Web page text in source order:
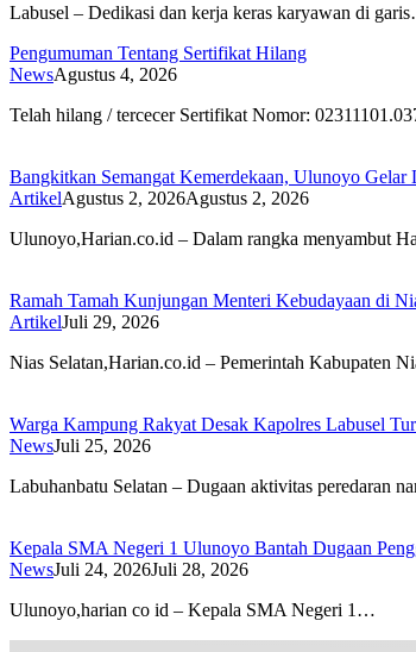
Labusel – Dedikasi dan kerja keras karyawan di
Pengumuman Tentang Sertifikat Hilang
NewsAgustus 4, 2026
Telah hilang / tercecer Sertifikat Nomor:
Bangkitkan Semangat Kemerdekaan, Ulunoyo
ArtikelAgustus 2, 2026Agustus 2, 2026
Ulunoyo,Harian.co.id – Dalam rangka menyambut
Ramah Tamah Kunjungan Menteri Kebudayaan di
ArtikelJuli 29, 2026
Nias Selatan,Harian.co.id – Pemerintah Kabupaten
Warga Kampung Rakyat Desak Kapolres Labusel
NewsJuli 25, 2026
Labuhanbatu Selatan – Dugaan aktivitas peredaran
Kepala SMA Negeri 1 Ulunoyo Bantah Dugaan
NewsJuli 24, 2026Juli 28, 2026
Ulunoyo,harian co id – Kepala SMA Negeri 1…